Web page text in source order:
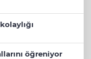
öğreniyor